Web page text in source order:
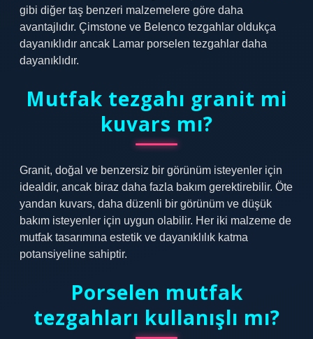
gibi diğer taş benzeri malzemelere göre daha
avantajlıdır. Çimstone ve Belenco tezgahlar oldukça
dayanıklıdır ancak Lamar porselen tezgahlar daha
dayanıklıdır.
Mutfak tezgahı granit mi
kuvars mı?
Granit, doğal ve benzersiz bir görünüm isteyenler için
idealdir, ancak biraz daha fazla bakım gerektirebilir. Öte
yandan kuvars, daha düzenli bir görünüm ve düşük
bakım isteyenler için uygun olabilir. Her iki malzeme de
mutfak tasarımına estetik ve dayanıklılık katma
potansiyeline sahiptir.
Porselen mutfak
tezgahları kullanışlı mı?